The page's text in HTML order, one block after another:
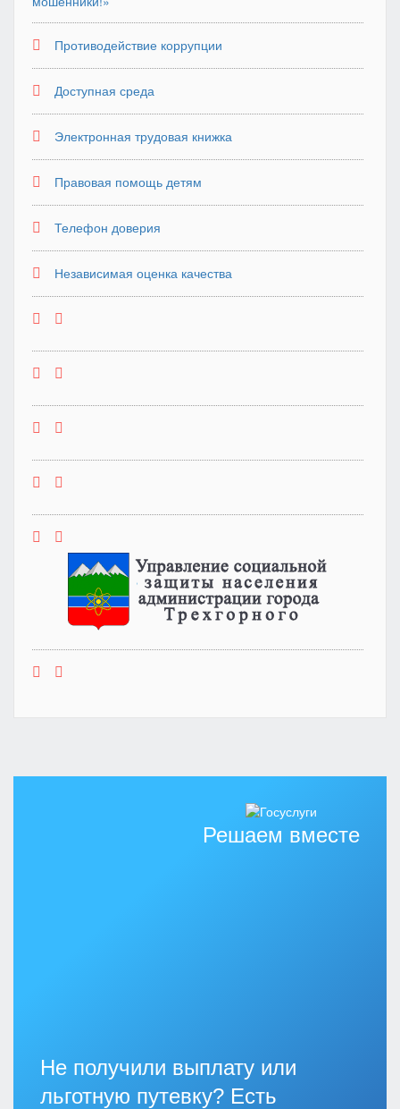
Противодействие коррупции
Доступная среда
Электронная трудовая книжка
Правовая помощь детям
Телефон доверия
Независимая оценка качества
Решаем вместе
Не получили выплату или
льготную путевку? Есть